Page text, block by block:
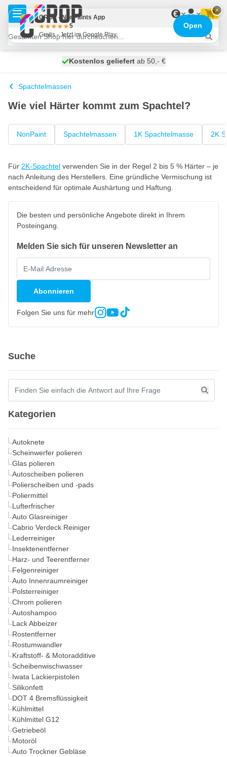
Zum Inhalt springen
€
heute versendet
Kostenlos geliefertab 50,- €
100 Tage
Spachtelmassen
Wie viel Härter kommt zum Spachtel?
NonPaint Spachtelmassen 1K Spachtelmasse 2K
Für 2K-Spachtel verwenden Sie in der Regel 2 bis 5 % Härter – je
nach Anleitung des Herstellers. Eine gründliche Vermischung ist
entscheidend für optimale Aushärtung und Haftung.
Die besten und persönliche Angebote direkt in Ihrem
Posteingang.
Melden Sie sich für unseren Newsletter an
Abonnieren
Folgen Sie uns für mehr
Suche
Kategorien
Autoknete
Scheinwerfer polieren
Glas polieren
Autoscheiben polieren
Polierscheiben und -pads
Poliermittel
Lufterfrischer
Auto Glasreiniger
Cabrio Verdeck Reiniger
Lederreiniger
Insektenentferner
Harz- und Teerentferner
Felgenreiniger
Auto Innenraumreiniger
Polsterreiniger
Chrom polieren
Autoshampoo
Lack Abbeizer
Rostentferner
Rostumwandler
Kraftstoff- & Motoradditive
Scheibenwischwasser
Iwata Lackierpistolen
Silikonfett
DOT 4 Bremsflüssigkeit
Kühlmittel
Kühlmittel G12
Getriebeöl
Motoröl
Auto Trockner Gebläse
×
CROP - NonPaints App
5
Gratis - Jetzt im Google Play
Open